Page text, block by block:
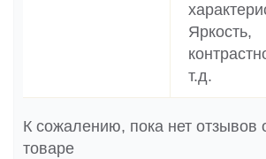
Яркость,
т.д.
К сожалению, пока нет отзывов
товаре